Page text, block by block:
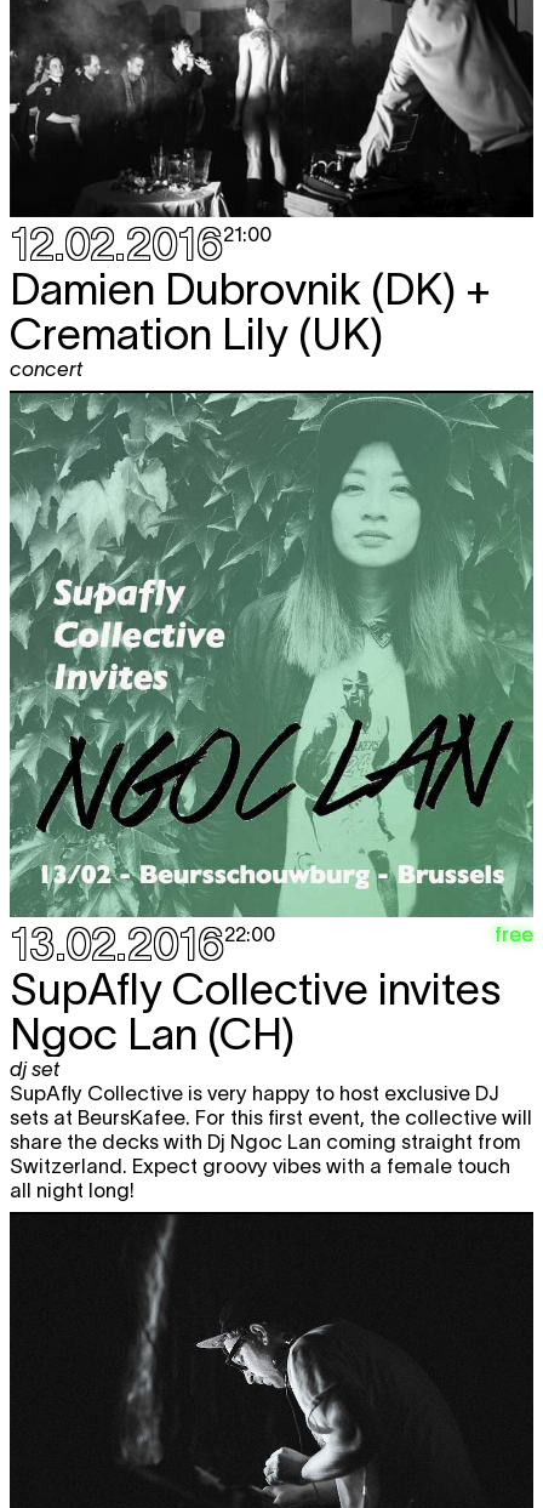
12.02.201621:00
Damien Dubrovnik (DK) +
Cremation Lily (UK)
concert
13.02.201622:00 free
SupAfly Collective invites
Ngoc Lan (CH)
dj set
SupAfly Collective is very happy to host exclusive DJ
sets at BeursKafee. For this first event, the collective will
share the decks with Dj Ngoc Lan coming straight from
Switzerland. Expect groovy vibes with a female touch
all night long!